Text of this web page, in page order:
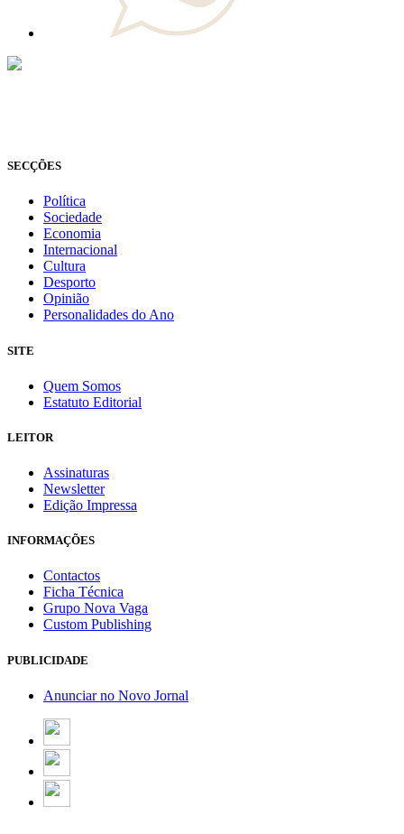
SECÇÕES
Política
Sociedade
Economia
Internacional
Cultura
Desporto
Opinião
Personalidades do Ano
SITE
Quem Somos
Estatuto Editorial
LEITOR
Assinaturas
Newsletter
Edição Impressa
INFORMAÇÕES
Contactos
Ficha Técnica
Grupo Nova Vaga
Custom Publishing
PUBLICIDADE
Anunciar no Novo Jornal